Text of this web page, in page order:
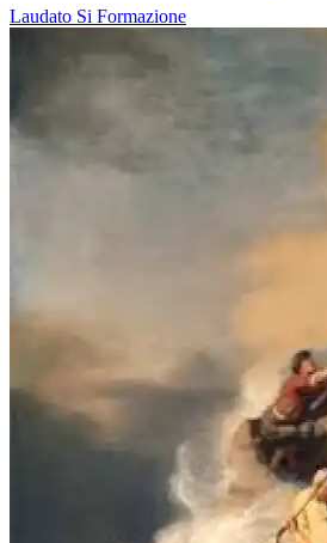
Laudato Si Formazione